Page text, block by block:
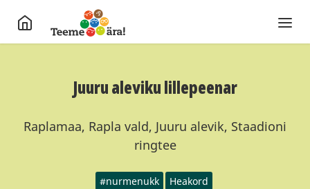
Juuru aleviku lillepeenar
Raplamaa, Rapla vald, Juuru alevik, Staadioni
ringtee
#nurmenukk Heakord